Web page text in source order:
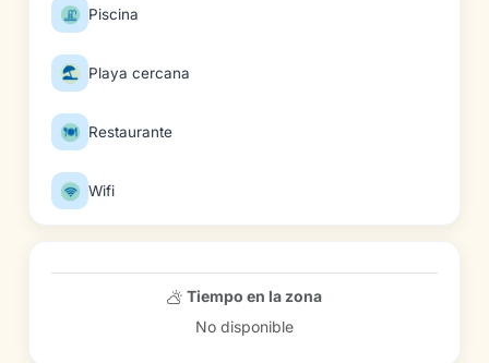
Piscina
Playa cercana
Restaurante
Wifi
Tiempo en la zona
No disponible